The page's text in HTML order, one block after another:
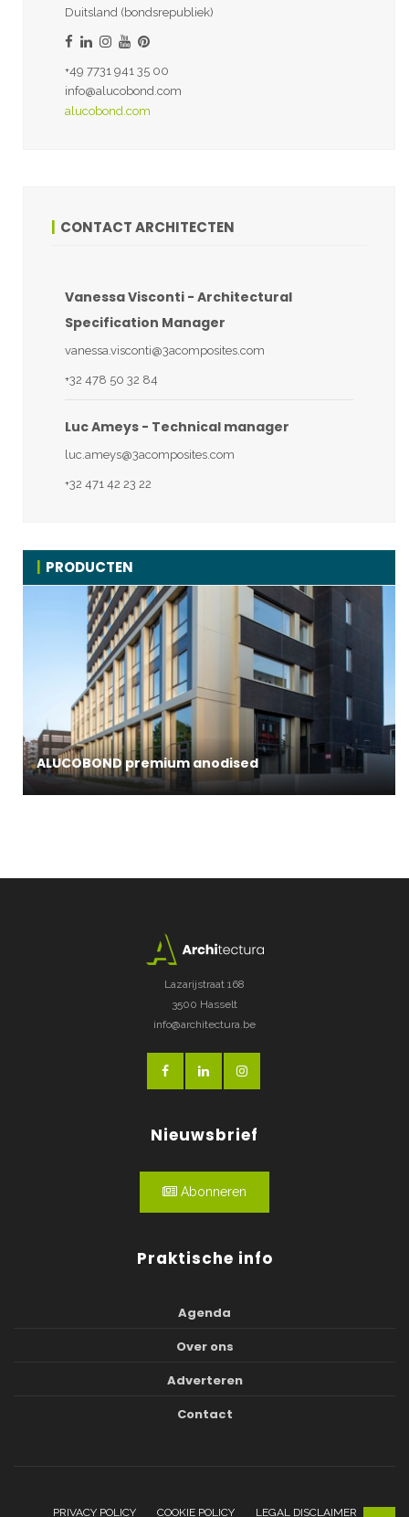
Duitsland (bondsrepubliek)
+49 7731 941 35 00
info@alucobond.com
alucobond.com
CONTACT ARCHITECTEN
Vanessa Visconti - Architectural
Specification Manager
vanessa.visconti@3acomposites.com
+32 478 50 32 84
Luc Ameys - Technical manager
luc.ameys@3acomposites.com
+32 471 42 23 22
PRODUCTEN
ALUCOBOND premium anodised
Lazarijstraat 168
3500 Hasselt
info@architectura.be
Nieuwsbrief
Abonneren
Praktische info
Agenda
Over ons
Adverteren
Contact
PRIVACY POLICY COOKIE POLICY LEGAL DISCLAIMER